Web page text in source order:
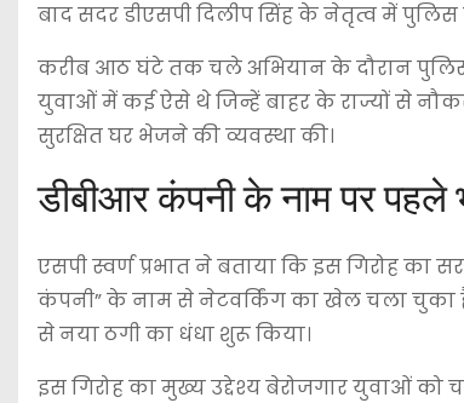
बाद सदर डीएसपी दिलीप सिंह के नेतृत्व में पुलिस
करीब आठ घंटे तक चले अभियान के दौरान पुलिस
युवाओं में कई ऐसे थे जिन्हें बाहर के राज्यों से
सुरक्षित घर भेजने की व्यवस्था की।
डीबीआर कंपनी के नाम पर पहले
एसपी स्वर्ण प्रभात ने बताया कि इस गिरोह का
कंपनी” के नाम से नेटवर्किंग का खेल चला चुका
से नया ठगी का धंधा शुरू किया।
इस गिरोह का मुख्य उद्देश्य बेरोजगार युवाओं